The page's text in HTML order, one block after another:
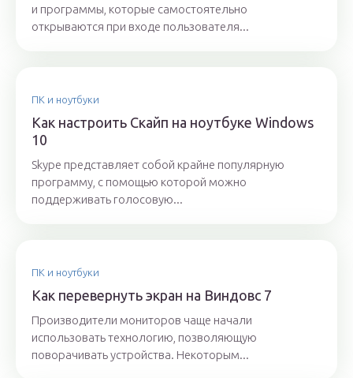
и программы, которые самостоятельно
открываются при входе пользователя...
ПК и ноутбуки
Как настроить Скайп на ноутбуке Windows
10
Skype представляет собой крайне популярную
программу, с помощью которой можно
поддерживать голосовую...
ПК и ноутбуки
Как перевернуть экран на Виндовс 7
Производители мониторов чаще начали
использовать технологию, позволяющую
поворачивать устройства. Некоторым...